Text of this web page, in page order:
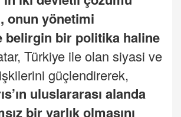
onun yönetimi
belirgin bir politika haline
Türkiye ile olan siyasi ve
güçlendirerek,
uluslararası alanda
bir varlık olmasını